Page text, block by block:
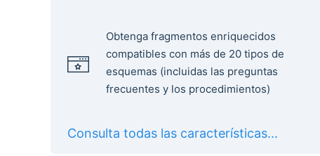
Obtenga fragmentos enriquecidos
compatibles con más de 20 tipos de
esquemas (incluidas las preguntas
frecuentes y los procedimientos)
Consulta todas las características...